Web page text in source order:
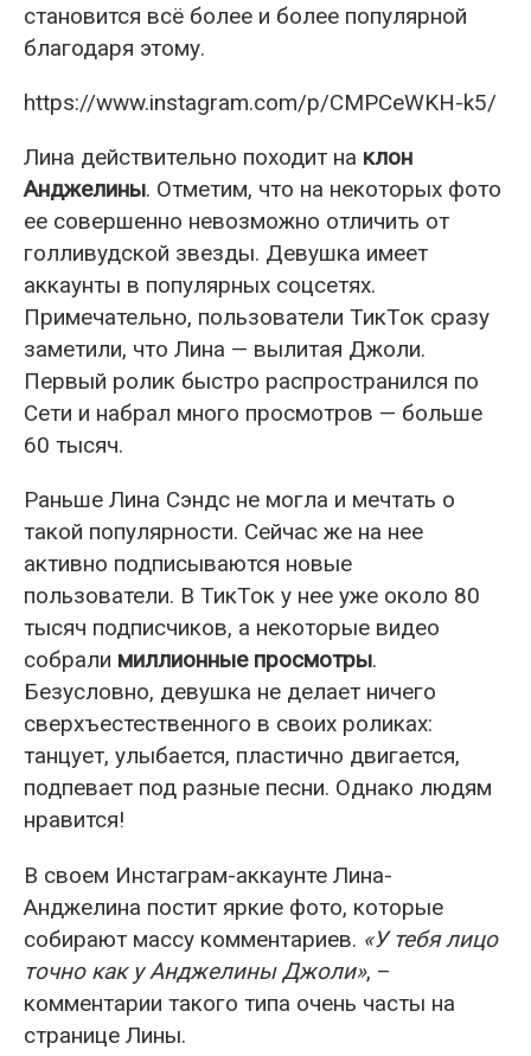
становится всё более и более популярной
благодаря этому.
https://www.instagram.com/p/CMPCeWKH-k5/
Лина действительно походит на клон
Анджелины. Отметим, что на некоторых фото
ее совершенно невозможно отличить от
голливудской звезды. Девушка имеет
аккаунты в популярных соцсетях.
Примечательно, пользователи ТикТок сразу
заметили, что Лина — вылитая Джоли.
Первый ролик быстро распространился по
Сети и набрал много просмотров — больше
60 тысяч.
Раньше Лина Сэндс не могла и мечтать о
такой популярности. Сейчас же на нее
активно подписываются новые
пользователи. В ТикТок у нее уже около 80
тысяч подписчиков, а некоторые видео
собрали миллионные просмотры.
Безусловно, девушка не делает ничего
сверхъестественного в своих роликах:
танцует, улыбается, пластично двигается,
подпевает под разные песни. Однако людям
нравится!
В своем Инстаграм-аккаунте Лина-
Анджелина постит яркие фото, которые
собирают массу комментариев. «У тебя лицо
точно как у Анджелины Джоли», –
комментарии такого типа очень часты на
странице Лины.